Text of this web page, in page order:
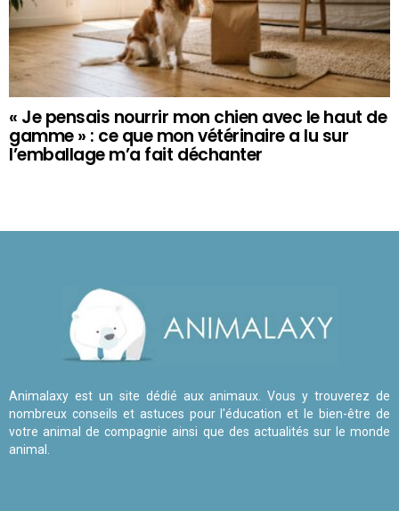
« Je pensais nourrir mon chien avec le haut de
gamme » : ce que mon vétérinaire a lu sur
l’emballage m’a fait déchanter
Animalaxy est un site dédié aux animaux. Vous y trouverez de
nombreux conseils et astuces pour l'éducation et le bien-être de
votre animal de compagnie ainsi que des actualités sur le monde
animal.